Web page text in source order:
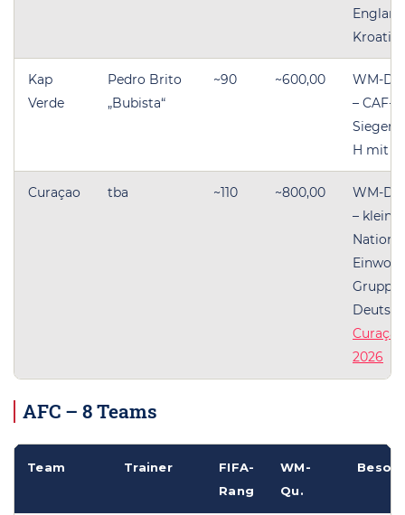
Kap
Verde
Pedro Brito
„Bubista“
~90 ~600,00
WM-
– CAF-
Sieger,
H mit
Curaçao tba ~110 ~800,00
WM-
–
Nation
Gruppe
2026
AFC – 8 Teams
Team Trainer
FIFA-
Rang
WM-
Qu.